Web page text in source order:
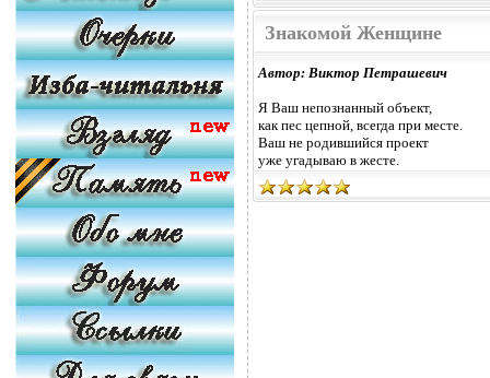
Знакомой Женщине
Автор: Виктор Петрашевич
Я Ваш непознанный объект,
как пес цепной, всегда при месте.
Ваш не родившийся проект
уже угадываю в жесте.